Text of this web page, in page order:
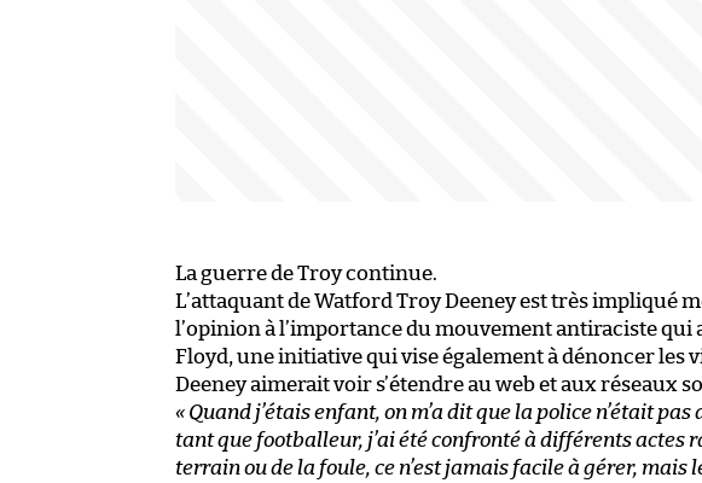
La guerre de Troy continue.
L’attaquant de Watford Troy Deeney est très impliqué
l’opinion à l’importance du mouvement antiraciste qui
Floyd, une initiative qui vise également à dénoncer les
Deeney aimerait voir s’étendre au web et aux réseaux
« Quand j’étais enfant, on m’a dit que la police n’était
tant que footballeur, j’ai été confronté à différents actes
terrain ou de la foule, ce n’est jamais facile à gérer, mais